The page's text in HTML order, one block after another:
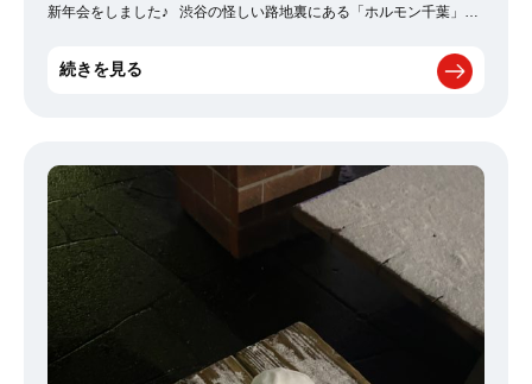
新年会をしました♪ 渋谷の怪しい路地裏にある「ホルモン千葉」と
席で20分ほど待ったのですが、待ってでも食べて良かったと思うほ
どすごく美味しかったです！！ 美味しいご飯を食べながら色々な
続きを見る